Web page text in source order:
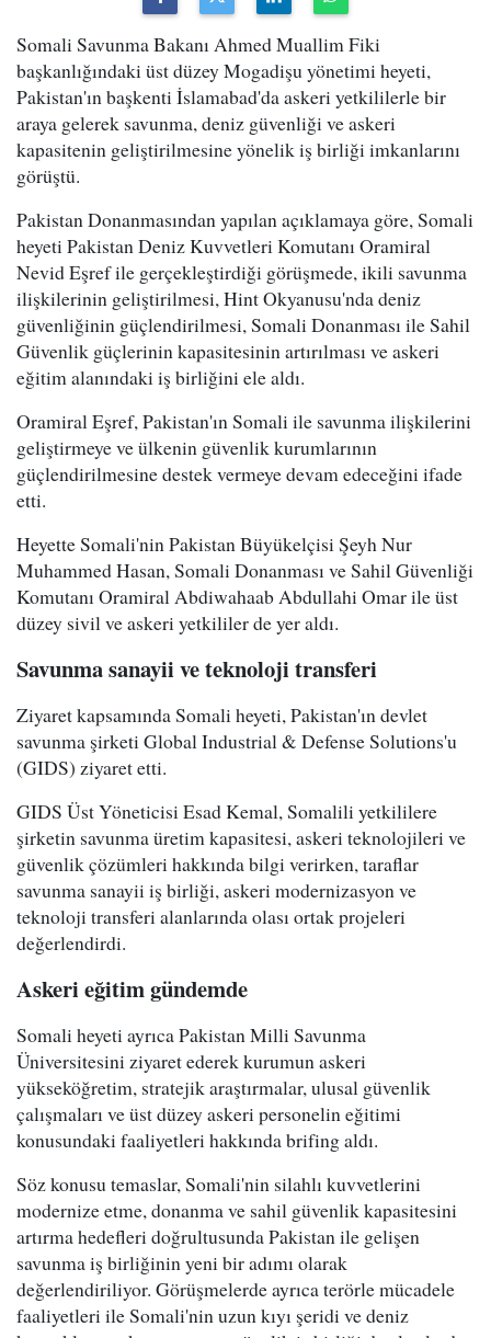
Somali Savunma Bakanı Ahmed Muallim Fiki
başkanlığındaki üst düzey Mogadişu yönetimi heyeti,
Pakistan'ın başkenti İslamabad'da askeri yetkililerle bir
araya gelerek savunma, deniz güvenliği ve askeri
kapasitenin geliştirilmesine yönelik iş birliği imkanlarını
görüştü.
Pakistan Donanmasından yapılan açıklamaya göre, Somali
heyeti Pakistan Deniz Kuvvetleri Komutanı Oramiral
Nevid Eşref ile gerçekleştirdiği görüşmede, ikili savunma
ilişkilerinin geliştirilmesi, Hint Okyanusu'nda deniz
güvenliğinin güçlendirilmesi, Somali Donanması ile Sahil
Güvenlik güçlerinin kapasitesinin artırılması ve askeri
eğitim alanındaki iş birliğini ele aldı.
Oramiral Eşref, Pakistan'ın Somali ile savunma ilişkilerini
geliştirmeye ve ülkenin güvenlik kurumlarının
güçlendirilmesine destek vermeye devam edeceğini ifade
etti.
Heyette Somali'nin Pakistan Büyükelçisi Şeyh Nur
Muhammed Hasan, Somali Donanması ve Sahil Güvenliği
Komutanı Oramiral Abdiwahaab Abdullahi Omar ile üst
düzey sivil ve askeri yetkililer de yer aldı.
Savunma sanayii ve teknoloji transferi
Ziyaret kapsamında Somali heyeti, Pakistan'ın devlet
savunma şirketi Global Industrial & Defense Solutions'u
(GIDS) ziyaret etti.
GIDS Üst Yöneticisi Esad Kemal, Somalili yetkililere
şirketin savunma üretim kapasitesi, askeri teknolojileri ve
güvenlik çözümleri hakkında bilgi verirken, taraflar
savunma sanayii iş birliği, askeri modernizasyon ve
teknoloji transferi alanlarında olası ortak projeleri
değerlendirdi.
Askeri eğitim gündemde
Somali heyeti ayrıca Pakistan Milli Savunma
Üniversitesini ziyaret ederek kurumun askeri
yükseköğretim, stratejik araştırmalar, ulusal güvenlik
çalışmaları ve üst düzey askeri personelin eğitimi
konusundaki faaliyetleri hakkında brifing aldı.
Söz konusu temaslar, Somali'nin silahlı kuvvetlerini
modernize etme, donanma ve sahil güvenlik kapasitesini
artırma hedefleri doğrultusunda Pakistan ile gelişen
savunma iş birliğinin yeni bir adımı olarak
değerlendiriliyor. Görüşmelerde ayrıca terörle mücadele
faaliyetleri ile Somali'nin uzun kıyı şeridi ve deniz